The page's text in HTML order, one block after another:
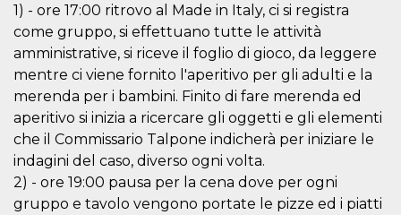
1) - ore 17:00 ritrovo al Made in Italy, ci si registra
come gruppo, si effettuano tutte le attività
amministrative, si riceve il foglio di gioco, da leggere
mentre ci viene fornito l'aperitivo per gli adulti e la
merenda per i bambini. Finito di fare merenda ed
aperitivo si inizia a ricercare gli oggetti e gli elementi
che il Commissario Talpone indicherà per iniziare le
indagini del caso, diverso ogni volta.
2) - ore 19:00 pausa per la cena dove per ogni
gruppo e tavolo vengono portate le pizze ed i piatti
in providing
protection
against
malicious
visitors.
wordpress_test_cookie
Automattic
Inc.
.oooh.events
Session
Used on
sites built
with
Wordpress.
Tests
whether or
cookies
enabled